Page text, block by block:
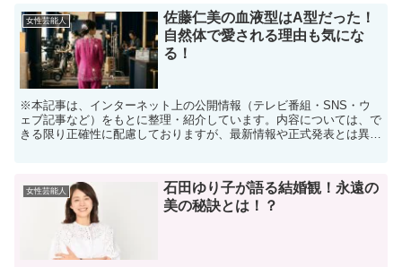
女性芸能人
佐藤仁美の血液型はA型だった！
自然体で愛される理由も気にな
る！
※本記事は、インターネット上の公開情報（テレビ番組・SNS・ウ
ェブ記事など）をもとに整理・紹介しています。内容については、で
きる限り正確性に配慮しておりますが、最新情報や正式発表とは異な
女性芸能人
石田ゆり子が語る結婚観！永遠の
美の秘訣とは！？